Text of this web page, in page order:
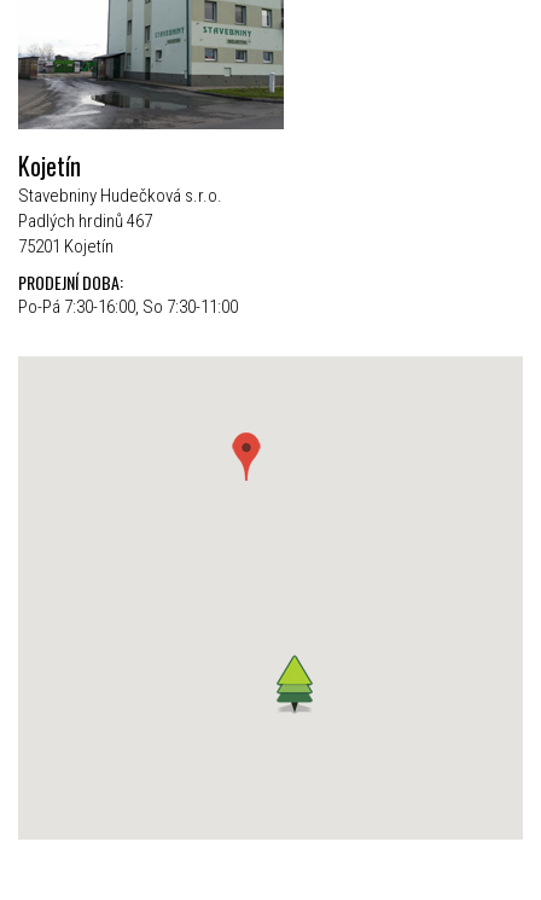
Kojetín
Stavebniny Hudečková s.r.o.
Padlých hrdinů 467
75201 Kojetín
PRODEJNÍ DOBA:
Po-Pá 7:30-16:00, So 7:30-11:00